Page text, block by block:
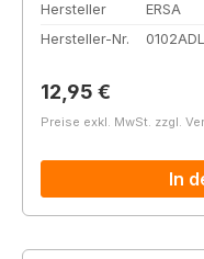
Hersteller
ERSA
Hersteller-Nr.
Regulärer Preis:
12,95 €
Preise exkl. MwSt. zzgl.
In